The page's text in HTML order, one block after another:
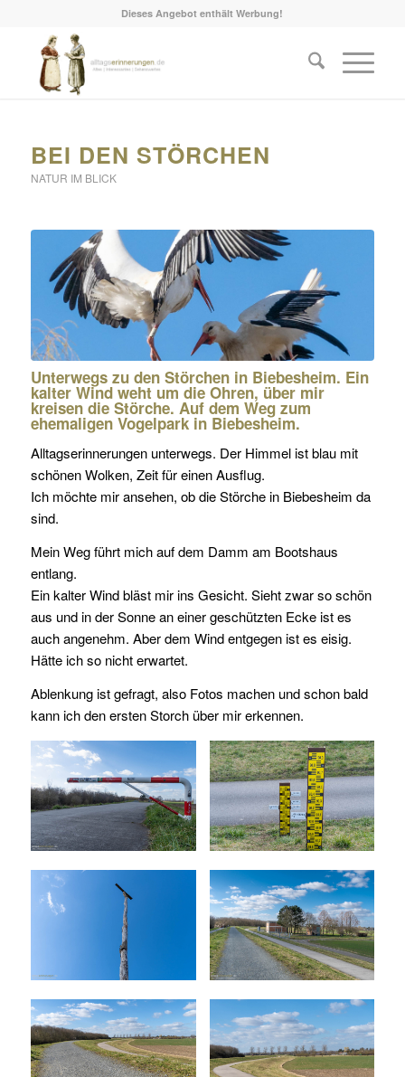
Dieses Angebot enthält Werbung!
BEI DEN STÖRCHEN
NATUR IM BLICK
Unterwegs zu den Störchen in Biebesheim. Ein
kalter Wind weht um die Ohren, über mir
kreisen die Störche. Auf dem Weg zum
ehemaligen Vogelpark in Biebesheim.
Alltagserinnerungen unterwegs. Der Himmel ist blau mit
schönen Wolken, Zeit für einen Ausflug.
Ich möchte mir ansehen, ob die Störche in Biebesheim da
sind.
Mein Weg führt mich auf dem Damm am Bootshaus
entlang.
Ein kalter Wind bläst mir ins Gesicht. Sieht zwar so schön
aus und in der Sonne an einer geschützten Ecke ist es
auch angenehm. Aber dem Wind entgegen ist es eisig.
Hätte ich so nicht erwartet.
Ablenkung ist gefragt, also Fotos machen und schon bald
kann ich den ersten Storch über mir erkennen.